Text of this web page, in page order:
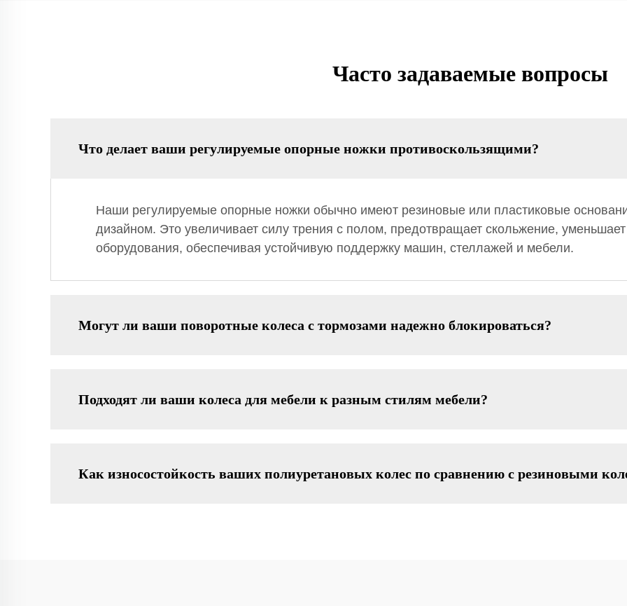
Часто задаваемые вопросы
Что делает ваши регулируемые опорные ножки противоскользящими?
Наши регулируемые опорные ножки обычно имеют резиновые или пластиковые
дизайном. Это увеличивает силу трения с полом, предотвращает скольжение,
оборудования, обеспечивая устойчивую поддержку машин, стеллажей и мебели.
Могут ли ваши поворотные колеса с тормозами надежно блокироваться?
Подходят ли ваши колеса для мебели к разным стилям мебели?
Как износостойкость ваших полиуретановых колес по сравнению с резиновыми